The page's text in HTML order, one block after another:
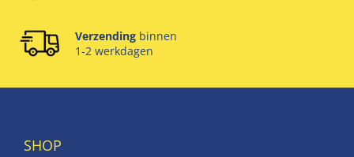
Verzending binnen
1-2 werkdagen
SHOP